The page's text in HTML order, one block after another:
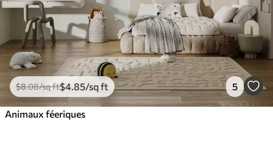
$8.08/sq ft$4.85/sq ft 5
Animaux féeriques